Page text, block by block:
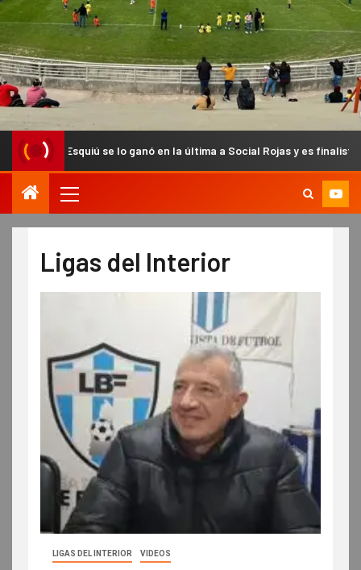
en la última a Social Rojas y es finalista del Anual Chacarero
Ligas del Interior
LIGAS DEL INTERIOR VIDEOS